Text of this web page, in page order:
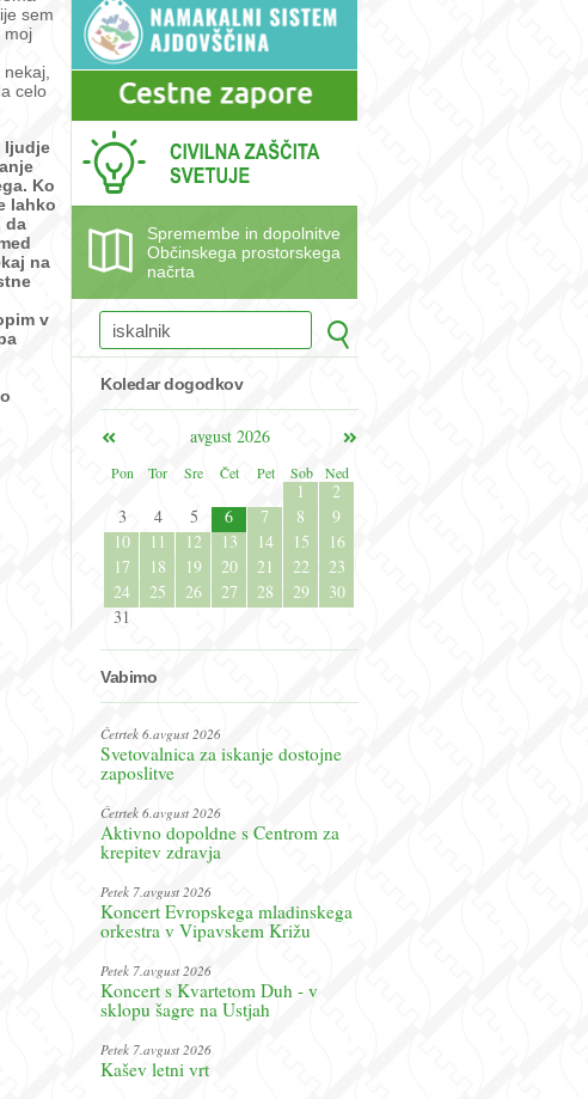
sem
moj
celo
ljudje
Ko
lahko
da
na
v
Spremembe in dopolnitve
Občinskega prostorskega
načrta
Koledar dogodkov
avgust 2026
Pon
Tor Sre Čet Pet Sob Ned
1
2
3
4 5 6 7 8
9
10
11 12 13 14 15
16
17
18 19 20 21 22
23
24
25 26 27 28 29
30
31
Vabimo
Četrtek 6.avgust 2026
Svetovalnica za iskanje dostojne
zaposlitve
Četrtek 6.avgust 2026
Aktivno dopoldne s Centrom za
krepitev zdravja
Petek 7.avgust 2026
Koncert Evropskega mladinskega
orkestra v Vipavskem Križu
Petek 7.avgust 2026
Koncert s Kvartetom Duh - v
sklopu šagre na Ustjah
Petek 7.avgust 2026
Kašev letni vrt